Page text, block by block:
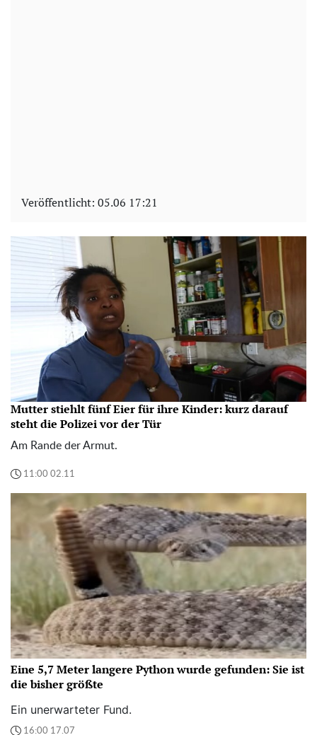
Veröffentlicht: 05.06 17:21
Mutter stiehlt fünf Eier für ihre Kinder: kurz darauf
steht die Polizei vor der Tür
Am Rande der Armut.
11:00 02.11
Eine 5,7 Meter langere Python wurde gefunden: Sie ist
die bisher größte
Ein unerwarteter Fund.
16:00 17.07